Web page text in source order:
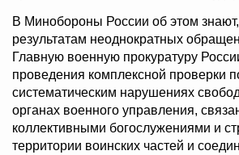
В Минобороны России об этом знают,
результатам неоднократных
Главную военную прокуратуру
проведения комплексной проверки
систематическим нарушениях
органах военного управления,
коллективными богослужениями и
территории воинских частей и